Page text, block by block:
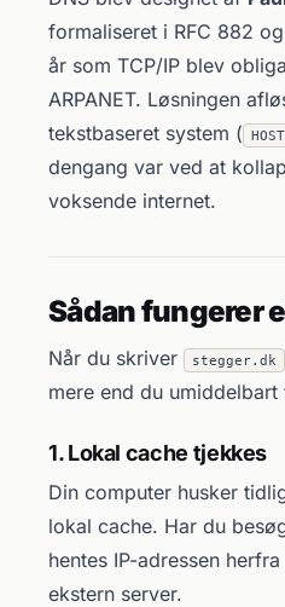
formaliseret i RFC 882
år som TCP/IP blev
ARPANET. Løsningen
tekstbaseret system (
dengang var ved at
voksende internet.
Sådan fungerer
Når du skriver stegger.dk
mere end du umiddelbart
1. Lokal cache tjekkes
Din computer husker
lokal cache. Har du
hentes IP-adressen
ekstern server.